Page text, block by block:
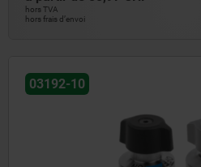
hors TVA
hors frais d’envoi
03192-10